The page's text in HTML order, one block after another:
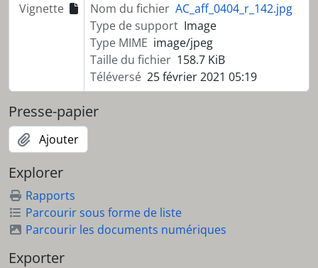
Vignette
Nom du fichier AC_aff_0404_r_142.jpg
Type de support Image
Type MIME image/jpeg
Taille du fichier 158.7 KiB
Téléversé 25 février 2021 05:19
Presse-papier
Ajouter
Explorer
Rapports
Parcourir sous forme de liste
Parcourir les documents numériques
Exporter